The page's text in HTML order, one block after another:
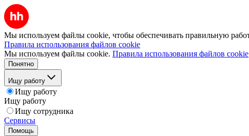
Мы используем файлы cookie, чтобы обеспечивать правильную
Правила использования файлов cookie
Мы используем файлы cookie. Правила использования файлов cookie
Понятно
Ищу работу
Ищу работу
Ищу работу
Ищу сотрудника
Сервисы
Помощь